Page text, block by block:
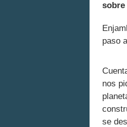
paso
nos
se